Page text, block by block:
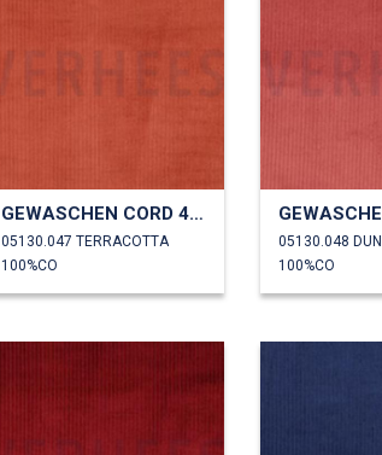
GEWASCHEN CORD 4.5W
05130.047 TERRACOTTA
100%CO
05130.048
100%CO